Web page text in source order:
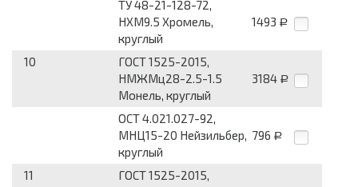
ТУ 48-21-128-72,
НХМ9.5 Хромель,
круглый
1493 Р
10
ГОСТ 1525-2015,
НМЖМц28-2.5-1.5
Монель, круглый
3184 Р
ОСТ 4.021.027-92,
МНЦ15-20 Нейзильбер,
круглый
796 Р
11
ГОСТ 1525-2015,